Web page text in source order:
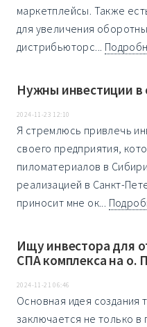
маркетплейсы. Также
для увеличения
дистрибьюторс...
Нужны инвестиции в
2024-11-23 12:10
Я стремлюсь привлечь
своего предприятия,
пиломатериалов в
реализацией в Санкт-
приносит мне ок...
Ищу инвестора для
СПА комплекса на о.
2024-11-21 06:46
Основная идея создания
заключается не только